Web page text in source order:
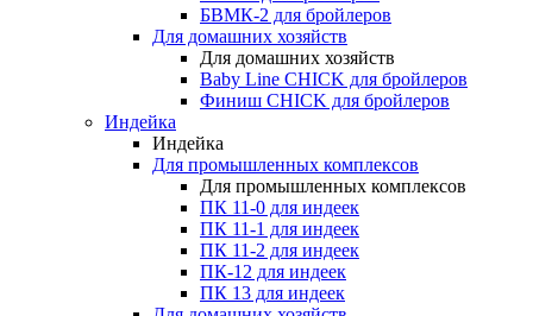
БВМК-2 для бройлеров
Для домашних хозяйств
Для домашних хозяйств
Baby Line CHICK для бройлеров
Финиш CHICK для бройлеров
Индейка
Индейка
Для промышленных комплексов
Для промышленных комплексов
ПК 11-0 для индеек
ПК 11-1 для индеек
ПК 11-2 для индеек
ПК-12 для индеек
ПК 13 для индеек